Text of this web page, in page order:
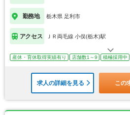
勤務地 栃木県 足利市
アクセス ＪＲ両毛線 小俣(栃木)駅
産休・育休取得実績有り 店舗数1～9 積極採用中
求人の詳細を見る この